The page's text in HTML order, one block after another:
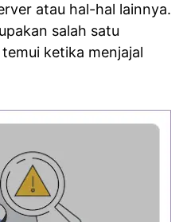
atau hal-hal lainnya.
salah satu
ketika menjajal